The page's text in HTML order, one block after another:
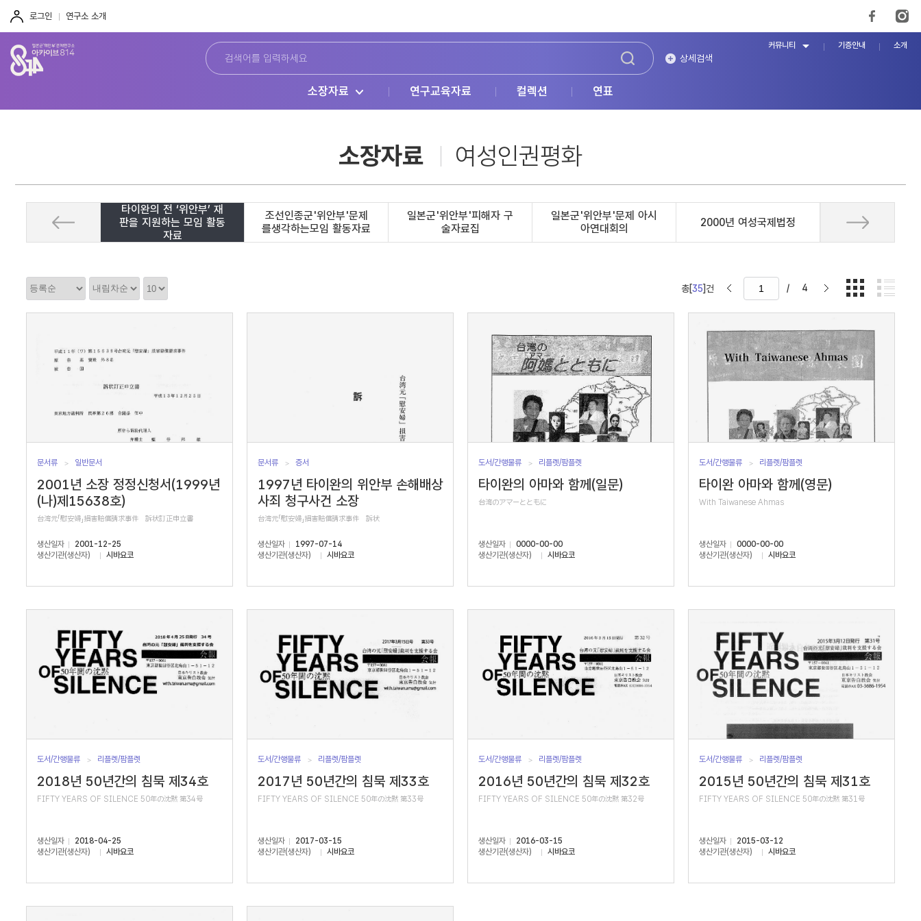
로그인 연구소 소개
상세검색
소장자료 연구교육자료 컬렉션 연표
커뮤니티 기증안내 소개
소장자료 여성인권평화
타이완의 전 ‘위안부’ 재
판을 지원하는 모임 활동
자료
조선인종군'위안부'문제
를생각하는모임 활동자료
일본군'위안부'피해자 구
술자료집
일본군'위안부'문제 아시
아연대회의
2000년 여성국제법정
정
렬
정
렬
순
서
정
렬
갯
수
총[35]건 / 4
문서류 일반문서
2001년 소장 정정신청서(1999년
(나)제15638호)
台湾元「慰安婦」損害賠償請求事件 訴状訂正申立書
생산일자
2001-12-25
생산기관(생산자)
시바요코
문서류 증서
1997년 타이완의 위안부 손해배상
사죄 청구사건 소장
台湾元「慰安婦」損害賠償請求事件 訴状
생산일자
1997-07-14
생산기관(생산자)
시바요코
도서/간행물류 리플렛/팜플렛
타이완의 아마와 함께(일문)
台湾のアマーとともに
생산일자
0000-00-00
생산기관(생산자)
시바요코
도서/간행물류 리플렛/팜플렛
타이완 아마와 함께(영문)
With Taiwanese Ahmas
생산일자
0000-00-00
생산기관(생산자)
시바요코
도서/간행물류 리플렛/팜플렛
2018년 50년간의 침묵 제34호
FIFTY YEARS OF SILENCE 50年の沈黙 第34号
생산일자
2018-04-25
생산기관(생산자)
시바요코
도서/간행물류 리플렛/팜플렛
2017년 50년간의 침묵 제33호
FIFTY YEARS OF SILENCE 50年の沈黙 第33号
생산일자
2017-03-15
생산기관(생산자)
시바요코
도서/간행물류 리플렛/팜플렛
2016년 50년간의 침묵 제32호
FIFTY YEARS OF SILENCE 50年の沈黙 第32号
생산일자
2016-03-15
생산기관(생산자)
시바요코
도서/간행물류 리플렛/팜플렛
2015년 50년간의 침묵 제31호
FIFTY YEARS OF SILENCE 50年の沈黙 第31号
생산일자
2015-03-12
생산기관(생산자)
시바요코